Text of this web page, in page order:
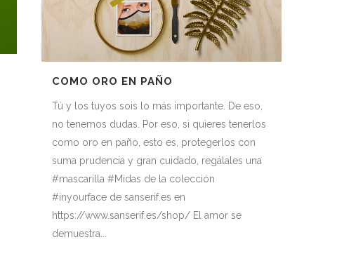
COMO ORO EN PAÑO
Tú y los tuyos sois lo más importante. De eso,
no tenemos dudas. Por eso, si quieres tenerlos
como oro en paño, esto es, protegerlos con
suma prudencia y gran cuidado, regálales una
#mascarilla #Midas de la colección
#inyourface de sanserif.es en
https://www.sanserif.es/shop/ El amor se
demuestra...